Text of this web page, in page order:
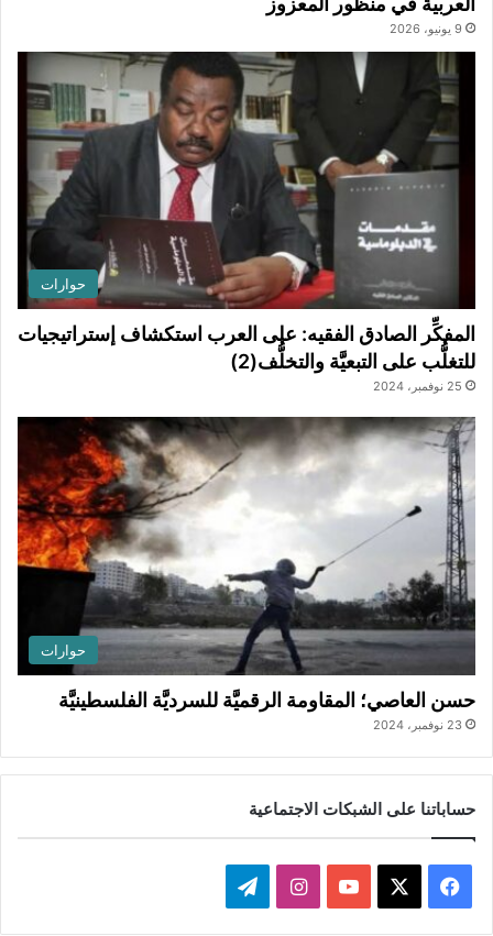
9 يونيو، 2026
حوارات
المفكِّر الصادق الفقيه: على العرب استكشاف إستراتيجيات
للتغلُّب على التبعيَّة والتخلُّف(2)
25 نوفمبر، 2024
حوارات
حسن العاصي؛ المقاومة الرقميَّة للسرديَّة الفلسطينيَّة
23 نوفمبر، 2024
حساباتنا على الشبكات الاجتماعية
ي
X
Y
ن
ي